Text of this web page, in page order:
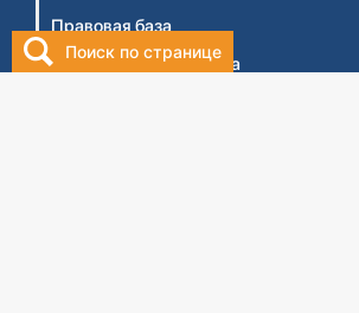
Поиск по странице
Правовая база
Библиотека бухгалтера